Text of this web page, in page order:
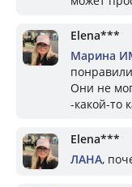
Elena***
Марина
Они не
-какой-то
Elena***
ЛАНА,